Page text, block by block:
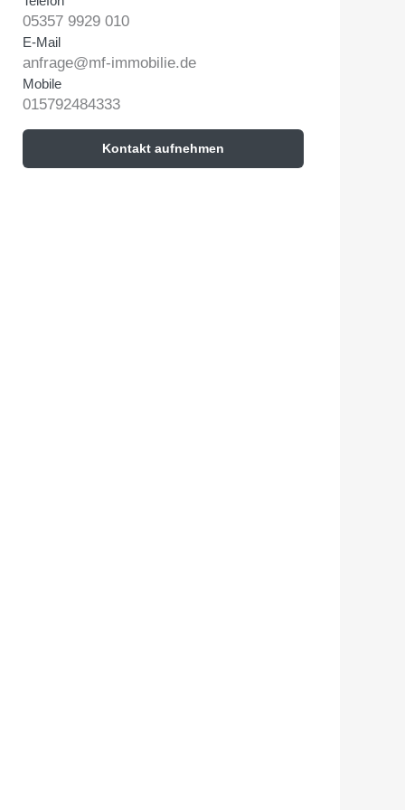
05357 9929 010
E-Mail
anfrage@mf-immobilie.de
Mobile
015792484333
Kontakt aufnehmen